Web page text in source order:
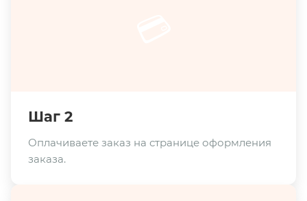
Шаг 2
Оплачиваете заказ на странице оформления
заказа.